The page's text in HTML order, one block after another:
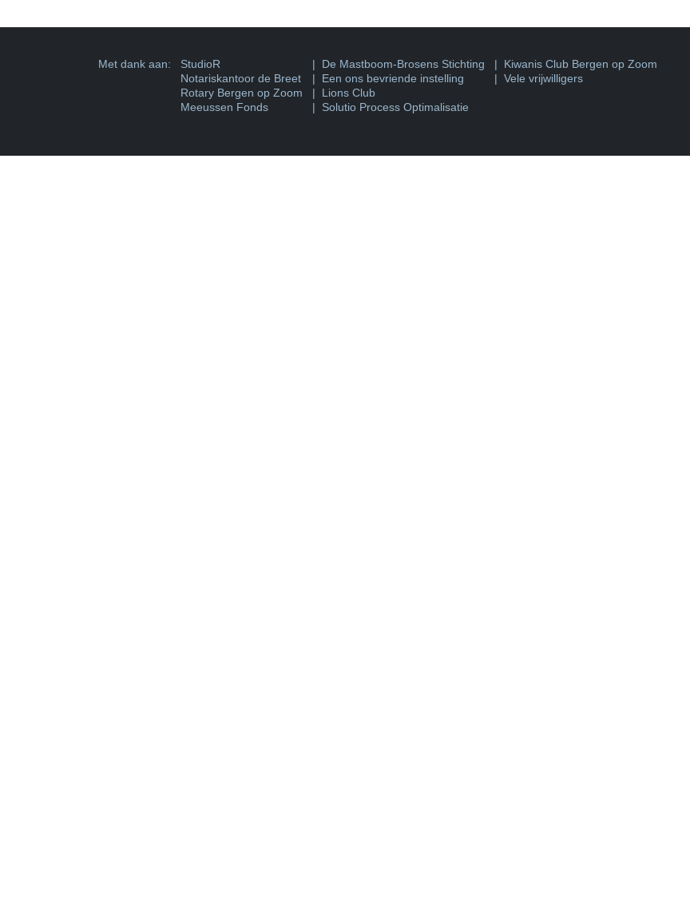
Met dank aan:
StudioR
Notariskantoor de Breet
Rotary Bergen op Zoom
Meeussen Fonds
| De Mastboom-Brosens Stichting
| Een ons bevriende instelling
| Lions Club
| Solutio Process Optimalisatie
| Kiwanis Club Bergen op Zoom
| Vele vrijwilligers